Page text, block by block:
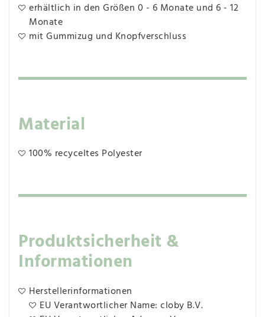
erhältlich in den Größen 0 - 6 Monate und 6 - 12
Monate
mit Gummizug und Knopfverschluss
Material
100% recyceltes Polyester
Produktsicherheit &
Informationen
Herstellerinformationen
EU Verantwortlicher Name: cloby B.V.